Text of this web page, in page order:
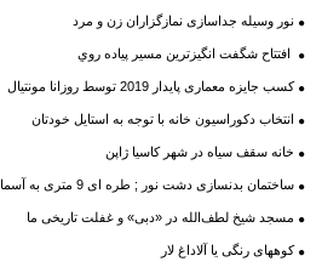
نور وسیله جداسازی نمازگزاران زن و مرد
افتتاح شگفت انگيزترين مسير پياده روي
کسب جایزه معماری پایدار 2019 توسط روزانا مونتیال
انتخاب دکوراسیون خانه با توجه به استایل خودتان
خانه سقف سیاه در شهر کاسیا ژاپن
ساختمان بدنسازی دشت نور ; طره ای 9 متری به آسمان می رود
مسجد شیخ لطف‌الله در «دبی» و غفلت تاریخی ما
کوههای رنگی یا آلاداغ لار